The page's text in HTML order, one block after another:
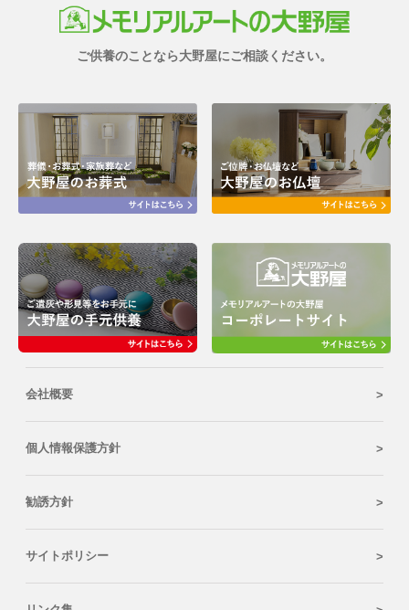
ご供養のことなら大野屋にご相談ください。
会社概要
個人情報保護方針
勧誘方針
サイトポリシー